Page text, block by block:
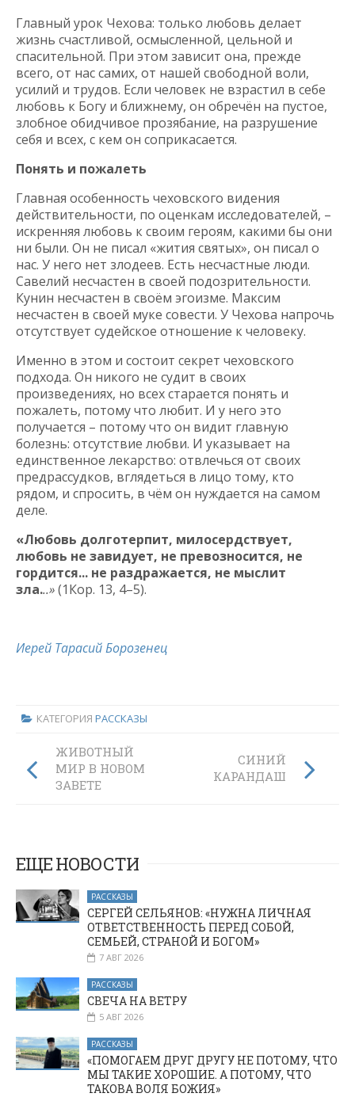
Главный урок Чехова: только любовь делает
жизнь счастливой, осмысленной, цельной и
спасительной. При этом зависит она, прежде
всего, от нас самих, от нашей свободной воли,
усилий и трудов. Если человек не взрастил в себе
любовь к Богу и ближнему, он обречён на пустое,
злобное обидчивое прозябание, на разрушение
себя и всех, с кем он соприкасается.
Понять и пожалеть
Главная особенность чеховского видения
действительности, по оценкам исследователей, –
искренняя любовь к своим героям, какими бы они
ни были. Он не писал «жития святых», он писал о
нас. У него нет злодеев. Есть несчастные люди.
Савелий несчастен в своей подозрительности.
Кунин несчастен в своём эгоизме. Максим
несчастен в своей муке совести. У Чехова напрочь
отсутствует судейское отношение к человеку.
Именно в этом и состоит секрет чеховского
подхода. Он никого не судит в своих
произведениях, но всех старается понять и
пожалеть, потому что любит. И у него это
получается – потому что он видит главную
болезнь: отсутствие любви. И указывает на
единственное лекарство: отвлечься от своих
предрассудков, вглядеться в лицо тому, кто
рядом, и спросить, в чём он нуждается на самом
деле.
«Любовь долготерпит, милосердствует,
любовь не завидует, не превозносится, не
гордится... не раздражается, не мыслит
зла...»(1Кор. 13, 4–5).
Иерей Тарасий Борозенец
КАТЕГОРИЯ РАССКАЗЫ
ЖИВОТНЫЙ
МИР В НОВОМ
ЗАВЕТЕ
СИНИЙ
КАРАНДАШ
ЕЩЕ НОВОСТИ
РАССКАЗЫ
СЕРГЕЙ СЕЛЬЯНОВ: «НУЖНА ЛИЧНАЯ
ОТВЕТСТВЕННОСТЬ ПЕРЕД СОБОЙ,
СЕМЬЕЙ, СТРАНОЙ И БОГОМ»
7 АВГ 2026
РАССКАЗЫ
СВЕЧА НА ВЕТРУ
5 АВГ 2026
РАССКАЗЫ
«ПОМОГАЕМ ДРУГ ДРУГУ НЕ ПОТОМУ, ЧТО
МЫ ТАКИЕ ХОРОШИЕ. А ПОТОМУ, ЧТО
ТАКОВА ВОЛЯ БОЖИЯ»